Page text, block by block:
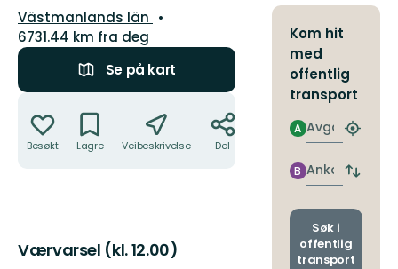
Fylke:
Västmanlands län
6731.44 km fra deg
Se på kart
Besøkt Lagre Veibeskrivelse Del
Værvarsel (kl. 12.00)
Kom hit
med
offentlig
transport
Avgang
A
Finn
Ankomst
B
Bytt
og
Søk i
offentlig
transport